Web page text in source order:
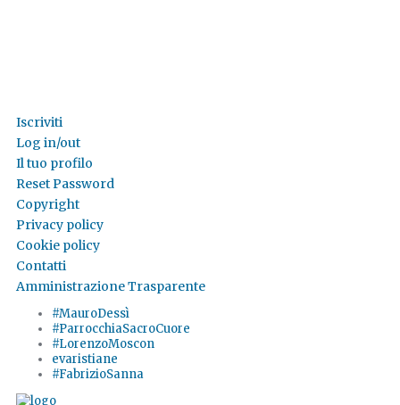
Iscriviti
Log in/out
Il tuo profilo
Reset Password
Copyright
Privacy policy
Cookie policy
Contatti
Amministrazione Trasparente
#MauroDessì
#ParrocchiaSacroCuore
#LorenzoMoscon
evaristiane
#FabrizioSanna